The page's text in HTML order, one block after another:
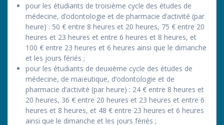
pour les étudiants de troisième cycle des études de
médecine, d’odontologie et de pharmacie d’activité (par
heure) : 50 € entre 8 heures et 20 heures, 75 € entre 20
heures et 23 heures et entre 6 heures et 8 heures, et
100 € entre 23 heures et 6 heures ainsi que le dimanche
et les jours fériés ;
pour les étudiants de deuxième cycle des études de
médecine, de maïeutique, d’odontologie et de
pharmacie d’activité (par heure) : 24 € entre 8 heures et
20 heures, 36 € entre 20 heures et 23 heures et entre 6
heures et 8 heures, et 48 € entre 23 heures et 6 heures
ainsi que le dimanche et les jours fériés ;